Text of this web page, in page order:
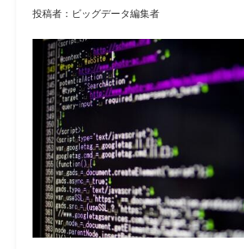
投稿者：ビッグデータ編集者